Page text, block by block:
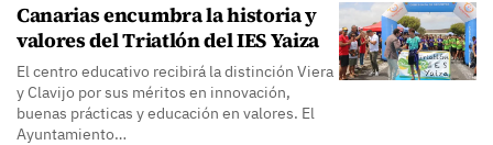
Canarias encumbra la historia y
valores del Triatlón del IES Yaiza
El centro educativo recibirá la distinción Viera
y Clavijo por sus méritos en innovación,
buenas prácticas y educación en valores. El
Ayuntamiento…